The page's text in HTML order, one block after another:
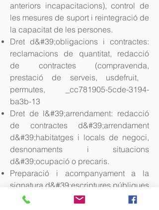
anteriors incapacitacions), control de
les mesures de suport i reintegració de
la capacitat de les persones.
Dret d&#39;obligacions i contractes:
reclamacions de quantitat, redacció
de contractes (compravenda,
prestació de serveis, usdefruit,
permutes, _cc781905-5cde-3194-
ba3b-13
Dret de l&#39;arrendament: redacció
de contractes d&#39;arrendament
d&#39;habitatges i locals de negoci,
desnonaments i situacions
d&#39;ocupació o precaris.
Preparació i acompanyament a la
signatura d&#39;escriptures públiques
i posteriors tràmits registrals i de gestió